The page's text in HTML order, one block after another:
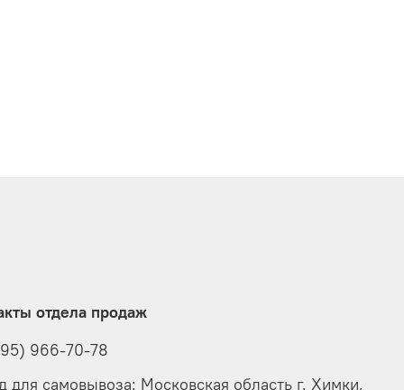
отдела продаж
966-70-78
для самовывоза: Московская область г. Химки,